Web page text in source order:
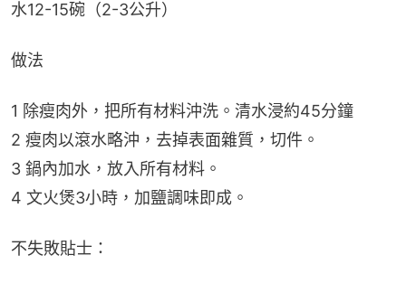
水12-15碗（2-3公升）
做法
1 除瘦肉外，把所有材料沖洗。清水浸約45分鐘
2 瘦肉以滾水略沖，去掉表面雜質，切件。
3 鍋內加水，放入所有材料。
4 文火煲3小時，加鹽調味即成。
不失敗貼士：